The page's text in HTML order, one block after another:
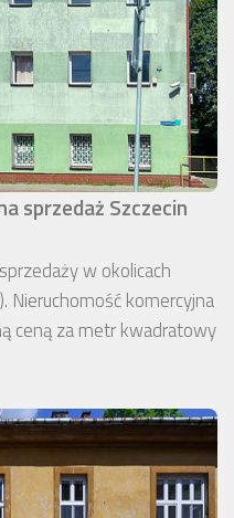
sprzedaż Szczecin
w okolicach
Nieruchomość komercyjna
ceną za metr kwadratowy